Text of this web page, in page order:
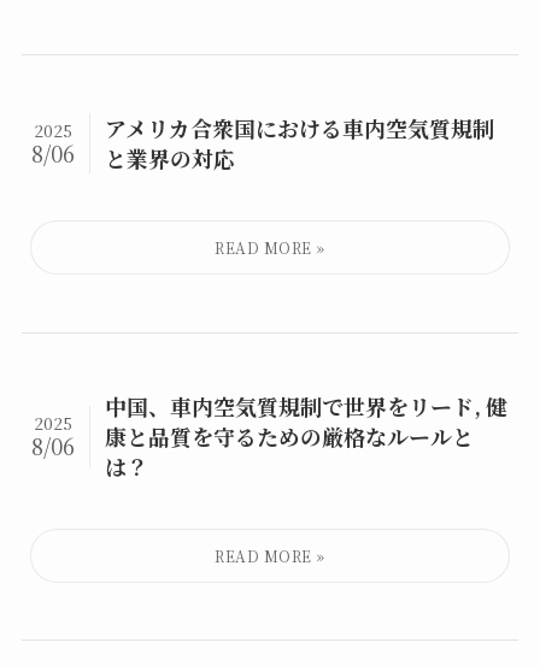
アメリカ合衆国における車内空気質規制
と業界の対応
2025
8/06
中国、車内空気質規制で世界をリード, 健
康と品質を守るための厳格なルールと
は？
2025
8/06